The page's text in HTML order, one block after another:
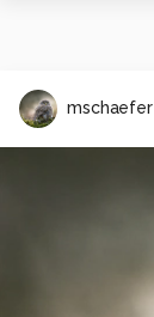
mschaefer